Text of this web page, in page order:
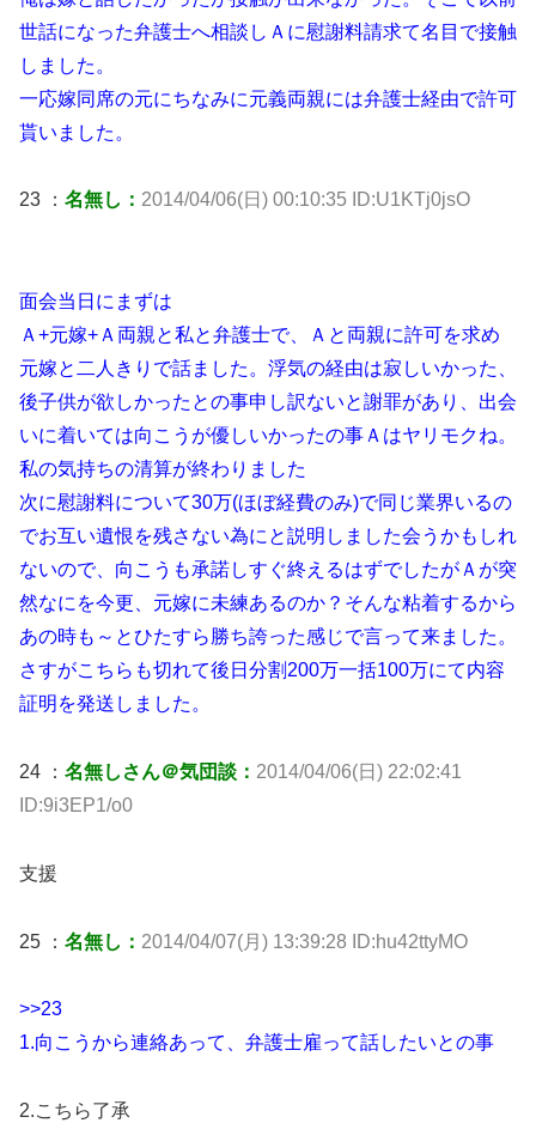
世話になった弁護士へ相談しＡに慰謝料請求て名目で接触
しました。
一応嫁同席の元にちなみに元義両親には弁護士経由で許可
貰いました。
23 ： 名無し： 2014/04/06(日) 00:10:35 ID:U1KTj0jsO
面会当日にまずは
Ａ+元嫁+Ａ両親と私と弁護士で、Ａと両親に許可を求め
元嫁と二人きりで話ました。浮気の経由は寂しいかった、
後子供が欲しかったとの事申し訳ないと謝罪があり、出会
いに着いては向こうが優しいかったの事Ａはヤリモクね。
私の気持ちの清算が終わりました
次に慰謝料について30万(ほぼ経費のみ)で同じ業界いるの
でお互い遺恨を残さない為にと説明しました会うかもしれ
ないので、向こうも承諾しすぐ終えるはずでしたがＡが突
然なにを今更、元嫁に未練あるのか？そんな粘着するから
あの時も～とひたすら勝ち誇った感じで言って来ました。
さすがこちらも切れて後日分割200万一括100万にて内容
証明を発送しました。
24 ： 名無しさん＠気団談： 2014/04/06(日) 22:02:41
ID:9i3EP1/o0
支援
25 ： 名無し： 2014/04/07(月) 13:39:28 ID:hu42ttyMO
>>23
1.向こうから連絡あって、弁護士雇って話したいとの事
2.こちら了承